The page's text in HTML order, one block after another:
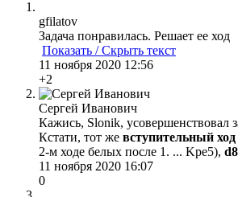
gfilatov
Задача понравилась. Решает ее ход
Показать / Скрыть текст
11 ноября 2020 12:56
+2
Сергей Иванович
Кажись, Slonik, усовершенствовал
Кстати, тот же вступительный ход
2-м ходе белых после 1. ... Kрe5), d8
11 ноября 2020 16:07
0